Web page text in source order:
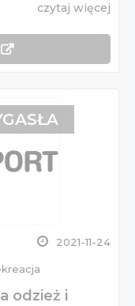
czytaj więcej
2021-11-24
odzież i